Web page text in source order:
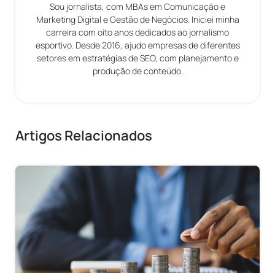
Sou jornalista, com MBAs em Comunicação e
Marketing Digital e Gestão de Negócios. Iniciei minha
carreira com oito anos dedicados ao jornalismo
esportivo. Desde 2016, ajudo empresas de diferentes
setores em estratégias de SEO, com planejamento e
produção de conteúdo.
Artigos Relacionados